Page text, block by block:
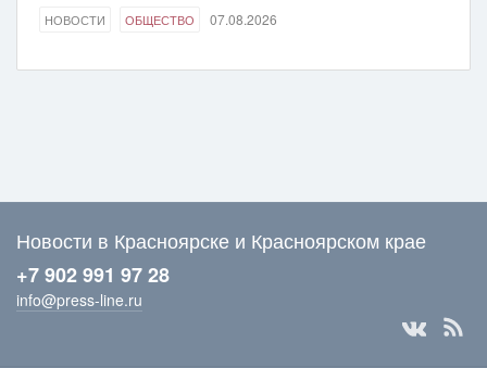
НОВОСТИ ОБЩЕСТВО 07.08.2026
Новости в Красноярске и Красноярском крае
+7 902 991 97 28
info@press-line.ru